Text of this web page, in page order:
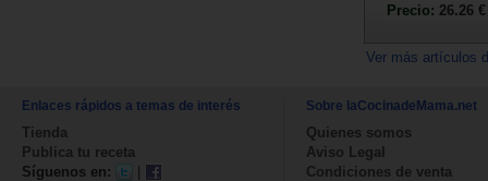
Precio: 26.26 €
Ver más artículos
Enlaces rápidos a temas de interés
Tienda
Publica tu receta
Síguenos en:
|
Sobre laCocinadeMama.net
Quienes somos
Aviso Legal
Condiciones de venta